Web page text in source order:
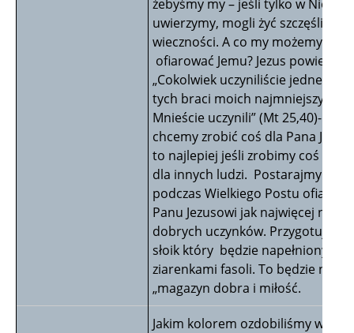
żebyśmy my – jeśli tylko w Niego
uwierzymy, mogli żyć szczęśliwie
wieczności. A co my możemy
ofiarować Jemu? Jezus
„Cokolwiek uczyniliście jednemu z
tych braci moich najmniejszych,
Mnieście uczynili” (Mt 25,40)- czyli
chcemy zrobić coś dla Pana
to najlepiej jeśli zrobimy coś
dla innych ludzi. Postarajmy się
podczas Wielkiego Postu
Panu Jezusowi jak najwięcej
dobrych uczynków. Przygotujmy
słoik który będzie napełniony
ziarenkami fasoli. To będzie nasz
„magazyn dobra i miłość.
Jakim kolorem ozdobiliśmy